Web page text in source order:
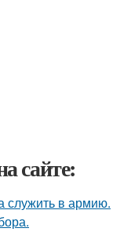
сайте:
служить в армию.